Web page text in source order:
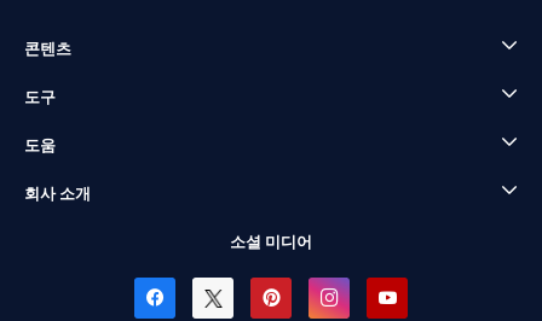
콘텐츠
도구
도움
회사 소개
소셜 미디어